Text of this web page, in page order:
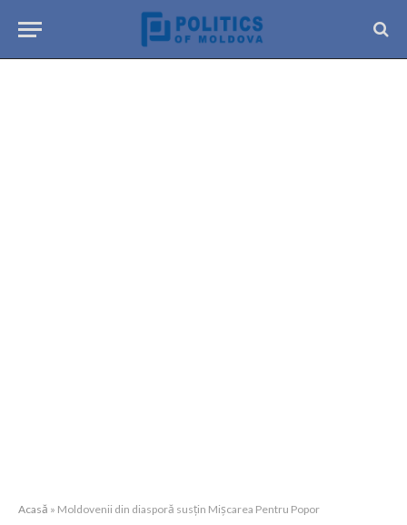
Acasă » Moldovenii din diasporă susțin Mișcarea Pentru Popor